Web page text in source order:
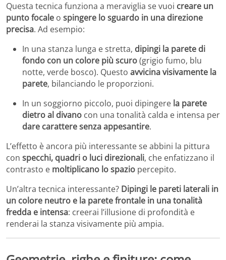
Questa tecnica funziona a meraviglia se vuoi creare un
punto focale o spingere lo sguardo in una direzione
precisa. Ad esempio:
In una stanza lunga e stretta, dipingi la parete di
fondo con un colore più scuro(grigio fumo, blu
notte, verde bosco). Questo avvicina visivamente la
parete, bilanciando le proporzioni.
In un soggiorno piccolo, puoi dipingere la parete
dietro al divano con una tonalità calda e intensa per
dare carattere senza appesantire.
L’effetto è ancora più interessante se abbini la pittura
con specchi, quadri o luci direzionali, che enfatizzano il
contrasto e moltiplicano lo spazio percepito.
Un’altra tecnica interessante? Dipingi le pareti laterali in
un colore neutro e la parete frontale in una tonalità
fredda e intensa: creerai l’illusione di profondità e
renderai la stanza visivamente più ampia.